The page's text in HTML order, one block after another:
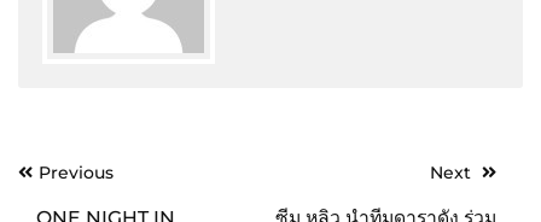
PostPrevious Next